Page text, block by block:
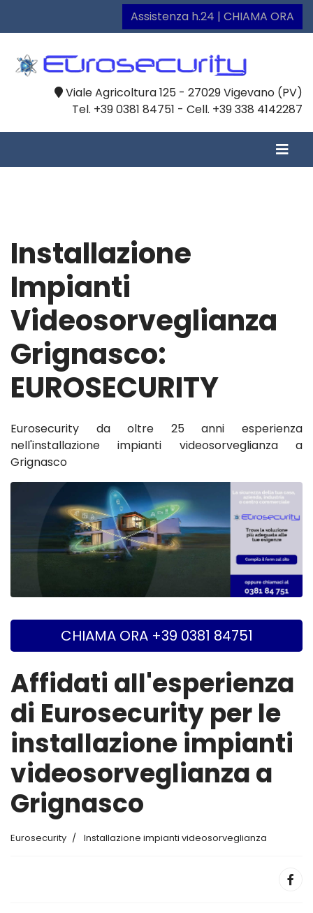
Assistenza h.24 | CHIAMA ORA
Viale Agricoltura 125 - 27029 Vigevano (PV)
Tel. +39 0381 84751 - Cell. +39 338 4142287
Installazione
Impianti
Videosorveglianza
Grignasco:
EUROSECURITY
Eurosecurity da oltre 25 anni esperienza
nell'installazione impianti videosorveglianza a
Grignasco
CHIAMA ORA +39 0381 84751
Affidati all'esperienza
di Eurosecurity per le
installazione impianti
videosorveglianza a
Grignasco
Eurosecurity Installazione impianti videosorveglianza